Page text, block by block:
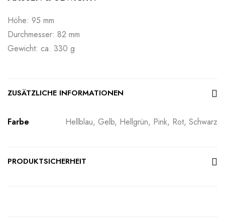
Höhe: 95 mm
Durchmesser: 82 mm
Gewicht: ca. 330 g
ZUSÄTZLICHE INFORMATIONEN
Farbe Hellblau, Gelb, Hellgrün, Pink, Rot, Schwarz
PRODUKTSICHERHEIT